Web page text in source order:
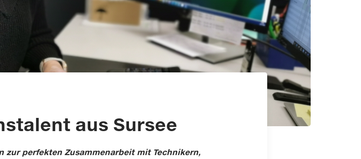
aus Sursee
zur perfekten Zusammenarbeit mit Technikern,